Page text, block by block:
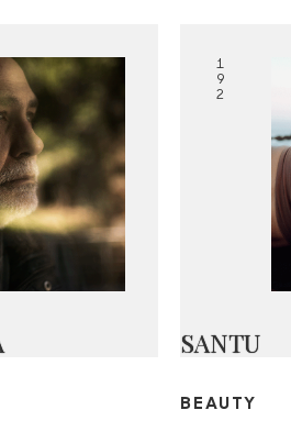
1
9
2
SANTU
BEAUTY